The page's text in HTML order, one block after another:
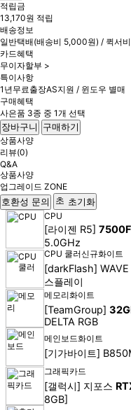
적립금
13,170원 적립
배송정보
일반택배(배송비 5,000원) / 퀵서
카드혜택
무이자할부 >
특이사항
1년무료출장AS지원 / 윈도우 별매
구매혜택
사은품 3종 중 1개 선택
장바구니
구매하기
상품사양
리뷰(0)
Q&A
상품사양
업그레이드 ZONE
호환성 문의
초기화
CPU
[라이젠 R5] 7500F
5.0GHz
CPU 쿨러신규화이트
[darkFlash]
스플레이
메모리화이트
[TeamGroup]
DELTA RGB
메인보드화이트
[기가바이트]
그래픽카드
[갤럭시] 지포스
8GB]